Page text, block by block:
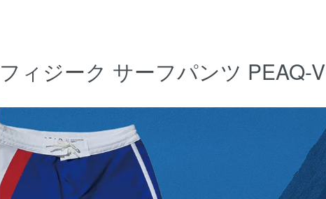
フィジーク サーフパンツ PEAQ-V